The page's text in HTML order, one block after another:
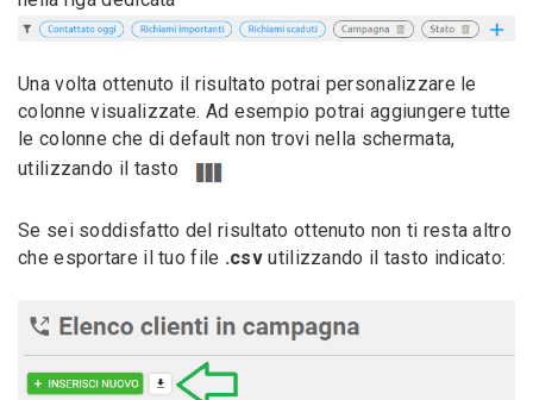
Una volta ottenuto il risultato potrai personalizzare le
colonne visualizzate. Ad esempio potrai aggiungere tutte
le colonne che di default non trovi nella schermata,
utilizzando il tasto
Se sei soddisfatto del risultato ottenuto non ti resta altro
che esportare il tuo file .csvutilizzando il tasto indicato: